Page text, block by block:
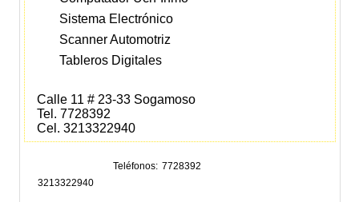
Sistema Electrónico
Scanner Automotriz
Tableros Digitales
Calle 11 # 23-33 Sogamoso
Tel. 7728392
Cel. 3213322940
Teléfonos
7728392
3213322940